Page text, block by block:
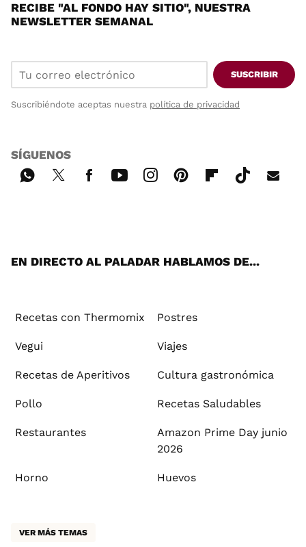
RECIBE "AL FONDO HAY SITIO", NUESTRA
NEWSLETTER SEMANAL
SUSCRIBIR
Suscribiéndote aceptas nuestra política de privacidad
SÍGUENOS
EN DIRECTO AL PALADAR HABLAMOS DE...
Recetas con Thermomix Postres
Vegui Viajes
Recetas de Aperitivos Cultura gastronómica
Pollo Recetas Saludables
Restaurantes
Amazon Prime Day junio
2026
Horno Huevos
VER MÁS TEMAS